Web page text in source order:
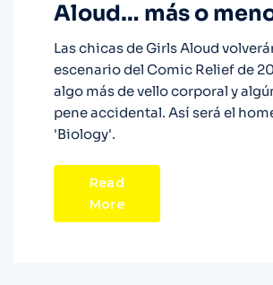
Aloud… más o
Las chicas de Girls Aloud
escenario del Comic Relief de
algo más de vello corporal y
pene accidental. Así será el
'Biology'.
Read
More